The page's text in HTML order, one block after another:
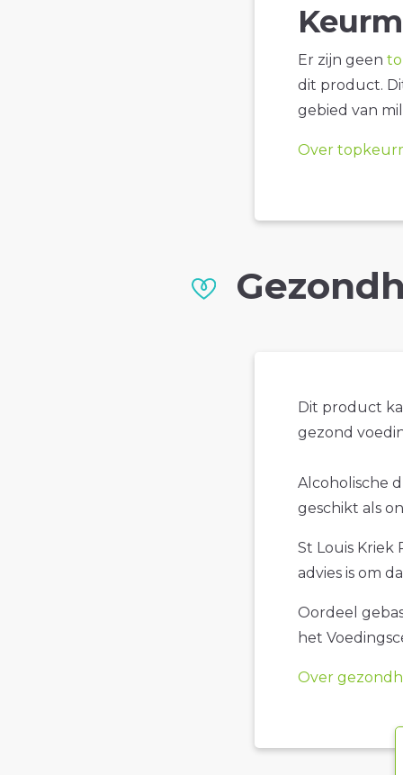
Er zijn geen
dit product.
gebied van
Over
Dit product
gezond
Alcoholische
geschikt als
St Louis Kriek
advies is om
Oordeel
het
Over